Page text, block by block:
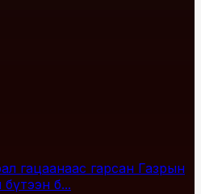
гацаанаас гарсан Газрын
б...